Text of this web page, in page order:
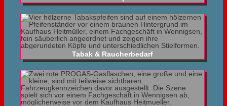
Tabak & Raucherbedarf